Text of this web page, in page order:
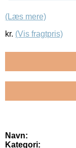
(Læs mere)
kr. (Vis fragtpris)
Navn:
Kategori: